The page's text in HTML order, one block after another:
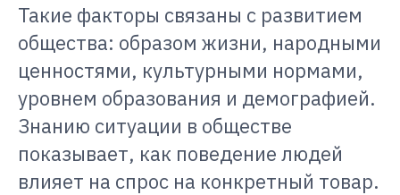
Такие факторы связаны с развитием
общества: образом жизни, народными
ценностями, культурными нормами,
уровнем образования и демографией.
Знанию ситуации в обществе
показывает, как поведение людей
влияет на спрос на конкретный товар.